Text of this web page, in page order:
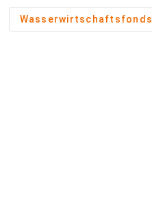
Wasserwirtschaftsfonds